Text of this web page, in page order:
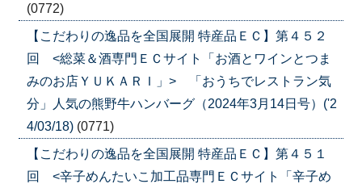
(0772)
【こだわりの逸品を全国展開 特産品ＥＣ】第４５２
回 <総菜＆酒専門ＥＣサイト「お酒とワインとつま
みのお店ＹＵＫＡＲＩ」> 「おうちでレストラン気
分」人気の熊野牛ハンバーグ（2024年3月14日号）('2
4/03/18) (0771)
【こだわりの逸品を全国展開 特産品ＥＣ】第４５１
回 <辛子めんたいこ加工品専門ＥＣサイト「辛子め